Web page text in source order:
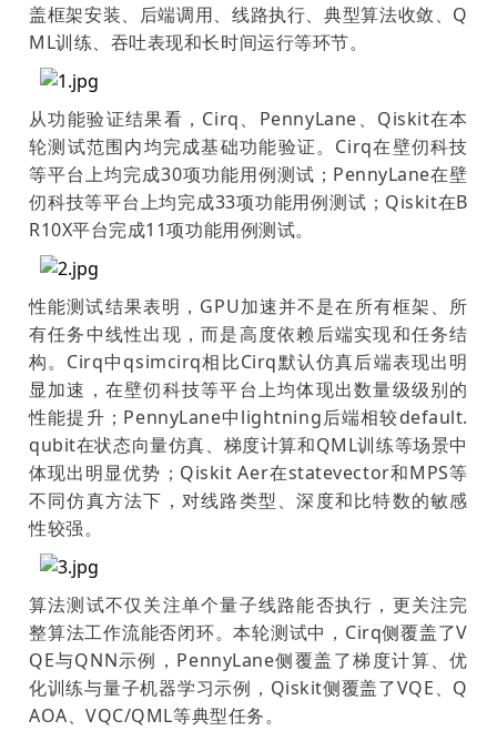
盖框架安装、后端调用、线路执行、典型算法收敛、Q
ML训练、吞吐表现和长时间运行等环节。
从功能验证结果看，Cirq、PennyLane、Qiskit在本
轮测试范围内均完成基础功能验证。Cirq在壁仞科技
等平台上均完成30项功能用例测试；PennyLane在壁
仞科技等平台上均完成33项功能用例测试；Qiskit在B
R10X平台完成11项功能用例测试。
性能测试结果表明，GPU加速并不是在所有框架、所
有任务中线性出现，而是高度依赖后端实现和任务结
构。Cirq中qsimcirq相比Cirq默认仿真后端表现出明
显加速，在壁仞科技等平台上均体现出数量级级别的
性能提升；PennyLane中lightning后端相较default.
qubit在状态向量仿真、梯度计算和QML训练等场景中
体现出明显优势；Qiskit Aer在statevector和MPS等
不同仿真方法下，对线路类型、深度和比特数的敏感
性较强。
算法测试不仅关注单个量子线路能否执行，更关注完
整算法工作流能否闭环。本轮测试中，Cirq侧覆盖了V
QE与QNN示例，PennyLane侧覆盖了梯度计算、优
化训练与量子机器学习示例，Qiskit侧覆盖了VQE、Q
AOA、VQC/QML等典型任务。